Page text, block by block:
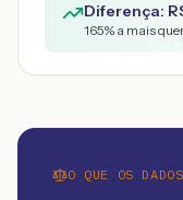
Diferença:
165% a mais
O QUE OS